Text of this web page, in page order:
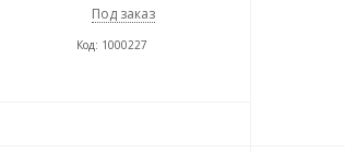
Под заказ
Код: 1000227